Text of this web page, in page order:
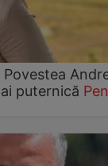
Povestea
puternică